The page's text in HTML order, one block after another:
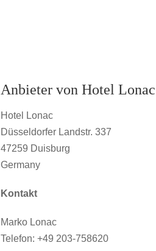
Anbieter von Hotel
Hotel Lonac
Düsseldorfer Landstr. 337
47259 Duisburg
Germany
Kontakt
Marko Lonac
Telefon: +49 203-758620